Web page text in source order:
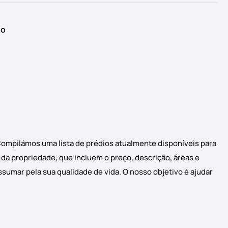
uma lista de prédios atualmente disponíveis para
propriedade, que incluem o preço, descrição, áreas e
pela sua qualidade de vida. O nosso objetivo é ajudar